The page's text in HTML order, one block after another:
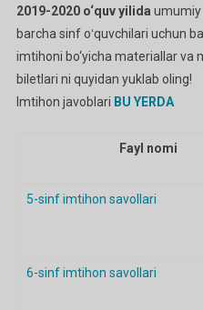
2019-2020 o‘quv yilida umumiy
barcha sinf oʻquvchilari uchun
imtihoni bo‘yicha materiallar va
biletlari ni quyidan yuklab oling!
Imtihon javoblari BU YERDA
Fayl nomi
5-sinf imtihon savollari
6-sinf imtihon savollari